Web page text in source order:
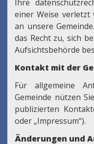
Ihre
einer Weise verletzt
an unsere
das Recht zu, sich
Aufsichtsbehörde
Kontakt mit der
Für allgemeine
Gemeinde nützen
publizierten
oder „Impressum“).
Änderungen und